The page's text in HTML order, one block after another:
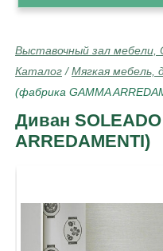
Выставочный зал
Каталог /Мягкая мебель,
(фабрика GAMMA
Диван
ARREDAMENTI)